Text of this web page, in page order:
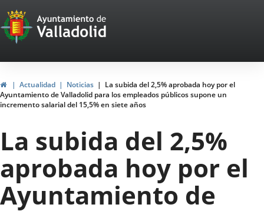
Portal
Web
del
Ayuntamiento
de
Valladolid
InicioActualidad Noticias
La subida del 2,5% aprobada hoy por el
Ayuntamiento de Valladolid para los empleados públicos supone un
incremento salarial del 15,5% en siete años
La subida del 2,5%
aprobada hoy por el
Ayuntamiento de